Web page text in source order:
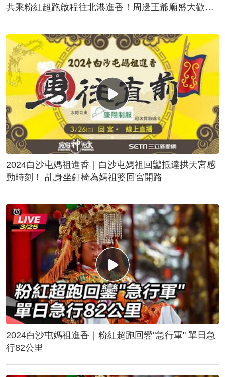
共乘粉紅超跑啟程往北港進香！周邊王爺廟盛大歡
2024白沙屯媽祖進香｜白沙屯媽祖回鑾抵達拱天宮感
動時刻！ 乩身坐釘椅為媽祖婆回宮開路
2024白沙屯媽祖進香｜粉紅超跑回鑾"急行軍" 單日急
行82公里